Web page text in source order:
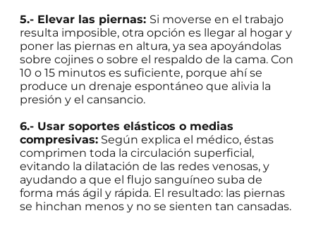
5.- Elevar las piernas: Si moverse en el trabajo
resulta imposible, otra opción es llegar al hogar y
poner las piernas en altura, ya sea apoyándolas
sobre cojines o sobre el respaldo de la cama. Con
10 o 15 minutos es suficiente, porque ahí se
produce un drenaje espontáneo que alivia la
presión y el cansancio.
6.- Usar soportes elásticos o medias
compresivas: Según explica el médico, éstas
comprimen toda la circulación superficial,
evitando la dilatación de las redes venosas, y
ayudando a que el flujo sanguíneo suba de
forma más ágil y rápida. El resultado: las piernas
se hinchan menos y no se sienten tan cansadas.